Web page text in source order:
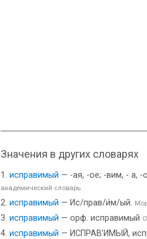
Значения в других словарях
исправимый — -ая, -ое; -вим, - а,
академический словарь
исправимый — Ис/прав/и́м/ый.
исправимый — орф. исправимый
исправимый — ИСПРАВ’ИМЫЙ,